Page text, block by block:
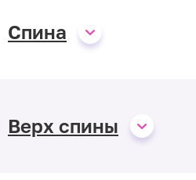
Спина
Верх спины